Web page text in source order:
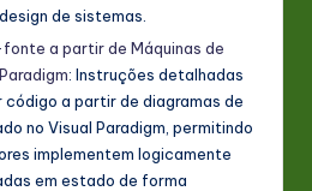
de sistemas.
a partir de Máquinas de
: Instruções detalhadas
código a partir de diagramas de
no Visual Paradigm, permitindo
implementem logicamente
em estado de forma